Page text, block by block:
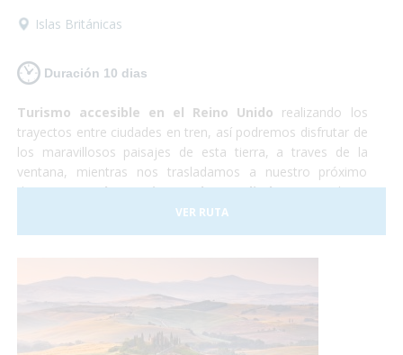
Islas Británicas
Duración 10 dias
Turismo accesible en el Reino Unido realizando los
trayectos entre ciudades en tren, así podremos disfrutar de
los maravillosos paisajes de esta tierra, a traves de la
ventana, mientras nos trasladamos a nuestro próximo
destino.Londres, Liverpool y Edimburgo, cultura,
shopping, historia y naturaleza. Un país completamente
preparado para hacer que la experiencia de todos los
VER RUTA